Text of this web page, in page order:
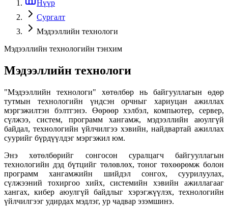
Нүүр
Сургалт
Мэдээллийн технологи
Мэдээллийн технологийн тэнхим
Мэдээллийн технологи
"Мэдээллийн технологи" хөтөлбөр нь байгууллагын өдөр
тутмын технологийн үндсэн орчныг хариуцан ажиллах
мэргэжилтэн бэлтгэнэ. Өөрөөр хэлбэл, компьютер, сервер,
сүлжээ, систем, программ хангамж, мэдээллийн аюулгүй
байдал, технологийн үйлчилгээ хэвийн, найдвартай ажиллах
суурийг бүрдүүлдэг мэргэжил юм.
Энэ хөтөлбөрийг сонгосон суралцагч байгууллагын
технологийн дэд бүтцийг төлөвлөх, тоног төхөөрөмж болон
программ хангамжийн шийдэл сонгох, суурилуулах,
сүлжээний тохиргоо хийх, системийн хэвийн ажиллагааг
хангах, кибер аюулгүй байдлыг хэрэгжүүлэх, технологийн
үйлчилгээг удирдах мэдлэг, ур чадвар эзэмшинэ.